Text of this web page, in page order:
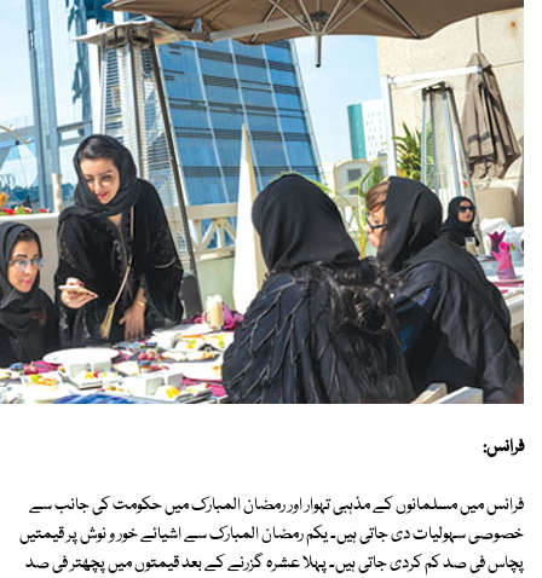
فرانس:
فرانس میں مسلمانوں کے مذہبی تہوار اور رمضان المبارک میں حکومت کی جانب سے
خصوصی سہولیات دی جاتی ہیں۔ یکم رمضان المبارک سے اشیائے خور و نوش پر قیمتیں
پچاس فی صد کم کردی جاتی ہیں۔ پہلا عشرہ گزرنے کے بعد قیمتوں میں پچھتر فی صد